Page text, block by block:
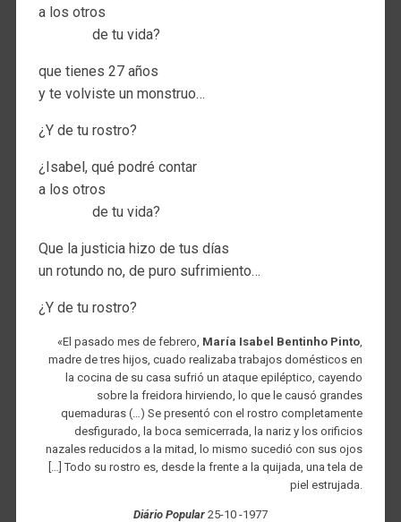
a los otros
de tu vida?
que tienes 27 años
y te volviste un monstruo…
¿Y de tu rostro?
¿Isabel, qué podré contar
a los otros
de tu vida?
Que la justicia hizo de tus días
un rotundo no, de puro sufrimiento…
¿Y de tu rostro?
«El pasado mes de febrero, María Isabel Bentinho Pinto
madre de tres hijos, cuado realizaba trabajos domésticos en
la cocina de su casa sufrió un ataque epiléptico, cayendo
sobre la freidora hirviendo, lo que le causó grandes
quemaduras (…) Se presentó con el rostro completamente
desfigurado, la boca semicerrada, la nariz y los orificios
nazales reducidos a la mitad, lo mismo sucedió con sus ojos
[…] Todo su rostro es, desde la frente a la quijada, una tela de
piel estrujada.
Diário Popular 25-10 -1977